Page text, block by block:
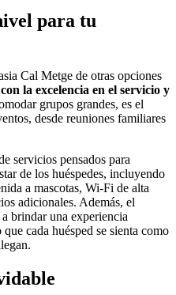
para tu
Cal Metge de otras opciones
la excelencia en el servicio y
grupos grandes, es el
desde reuniones familiares
servicios pensados para
de los huéspedes, incluyendo
a mascotas, Wi-Fi de alta
adicionales. Además, el
brindar una experiencia
cada huésped se sienta como